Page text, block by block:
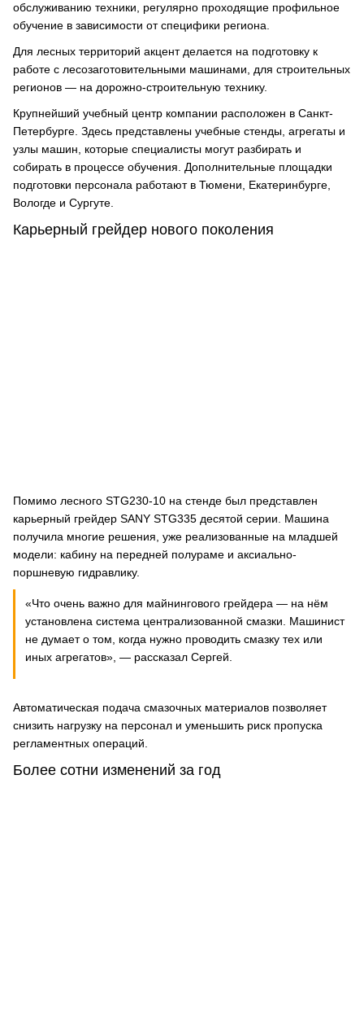
обслуживанию техники, регулярно проходящие профильное
обучение в зависимости от специфики региона.
Для лесных территорий акцент делается на подготовку к
работе с лесозаготовительными машинами, для строительных
регионов — на дорожно-строительную технику.
Крупнейший учебный центр компании расположен в Санкт-
Петербурге. Здесь представлены учебные стенды, агрегаты и
узлы машин, которые специалисты могут разбирать и
собирать в процессе обучения. Дополнительные площадки
подготовки персонала работают в Тюмени, Екатеринбурге,
Вологде и Сургуте.
Карьерный грейдер нового поколения
Помимо лесного STG230-10 на стенде был представлен
карьерный грейдер SANY STG335 десятой серии. Машина
получила многие решения, уже реализованные на младшей
модели: кабину на передней полураме и аксиально-
поршневую гидравлику.
«Что очень важно для майнингового грейдера — на нём
установлена система централизованной смазки. Машинист
не думает о том, когда нужно проводить смазку тех или
иных агрегатов», — рассказал Сергей.
Автоматическая подача смазочных материалов позволяет
снизить нагрузку на персонал и уменьшить риск пропуска
регламентных операций.
Более сотни изменений за год